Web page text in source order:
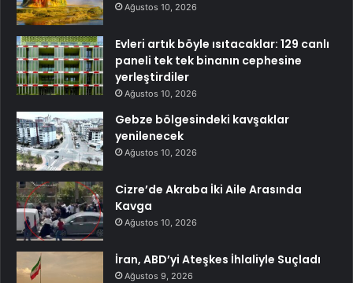
Ağustos 10, 2026
Evleri artık böyle ısıtacaklar: 129 canlı
paneli tek tek binanın cephesine
yerleştirdiler
Ağustos 10, 2026
Gebze bölgesindeki kavşaklar
yenilenecek
Ağustos 10, 2026
Cizre’de Akraba İki Aile Arasında
Kavga
Ağustos 10, 2026
İran, ABD’yi Ateşkes İhlaliyle Suçladı
Ağustos 9, 2026